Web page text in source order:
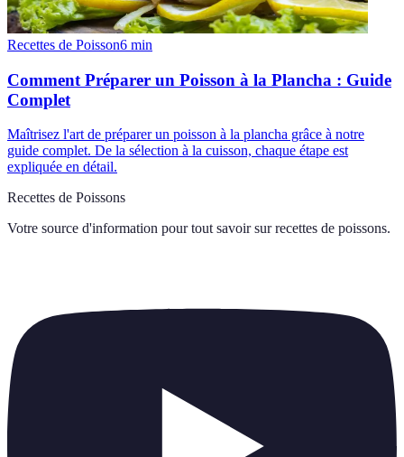
Recettes de Poisson6 min
Comment Préparer un Poisson à la Plancha : Guide
Complet
Maîtrisez l'art de préparer un poisson à la plancha grâce à notre
guide complet. De la sélection à la cuisson, chaque étape est
expliquée en détail.
Recettes de Poissons
Votre source d'information pour tout savoir sur recettes de poissons.